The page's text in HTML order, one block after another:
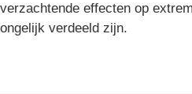
verzachtende effecten op
ongelijk verdeeld zijn.